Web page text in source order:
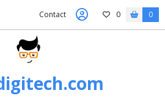
Contact 0 0